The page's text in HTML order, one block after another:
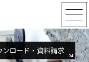
ンロード・資料請求